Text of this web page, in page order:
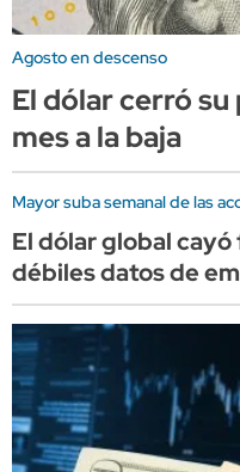
Agosto en descenso
El dólar cerró
mes a la baja
Mayor suba semanal de las
El dólar global
débiles datos de